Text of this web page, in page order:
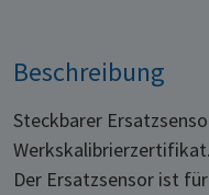
Beschreibung
Steckbarer
Werkskalibrierzertifikat.
Der Ersatzsensor ist